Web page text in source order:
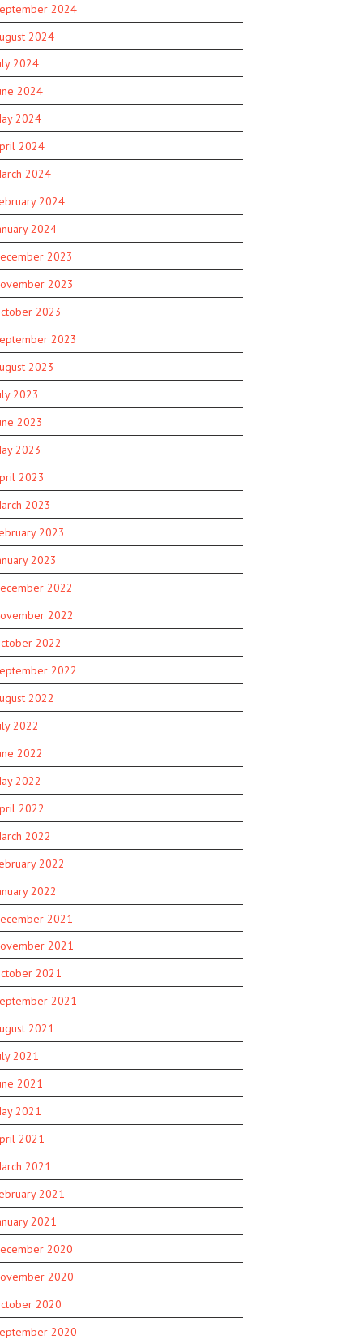
2024
2024
2024
2024
2024
2024
2024
2024
2024
2023
2023
2023
2023
2023
2023
2023
2023
2023
2023
2023
2023
2022
2022
2022
2022
2022
2022
2022
2022
2022
2022
2022
2022
2021
2021
2021
2021
2021
2021
2021
2021
2021
2021
2021
2021
2020
2020
2020
2020